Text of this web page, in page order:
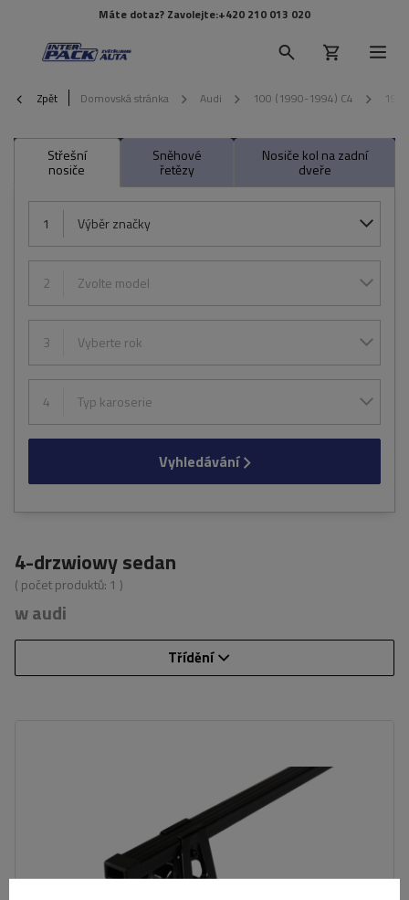
Máte dotaz? Zavolejte:+420 210 013 020
Zpět Domovská stránka Audi 100 (1990-1994) C4 1990
Střešní
nosiče
Sněhové
řetězy
Nosiče kol na zadní
dveře
1 Výběr značky
2 Zvolte model
3 Vyberte rok
4 Typ karoserie
Vyhledávání
4-drzwiowy sedan
( počet produktů: 1 )
w audi
Třídění